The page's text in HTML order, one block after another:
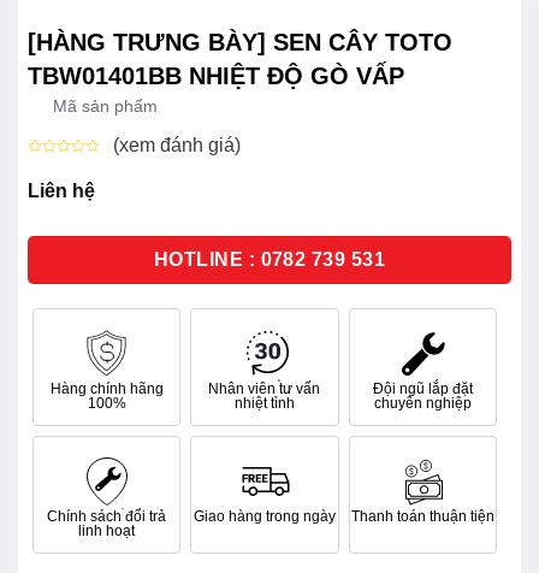
[HÀNG TRƯNG BÀY] SEN CÂY TOTO
TBW01401BB NHIỆT ĐỘ GÒ VẤP
Mã sản phẩm
xếp
hạng
sao
(xem đánh giá)
Liên hệ
HOTLINE : 0782 739 531
Hàng chính hãng
100%
Nhân viên tư vấn
nhiệt tình
Đội ngũ lắp đặt
chuyên nghiệp
Chính sách đổi trả
linh hoạt
Giao hàng trong ngày Thanh toán thuận tiện